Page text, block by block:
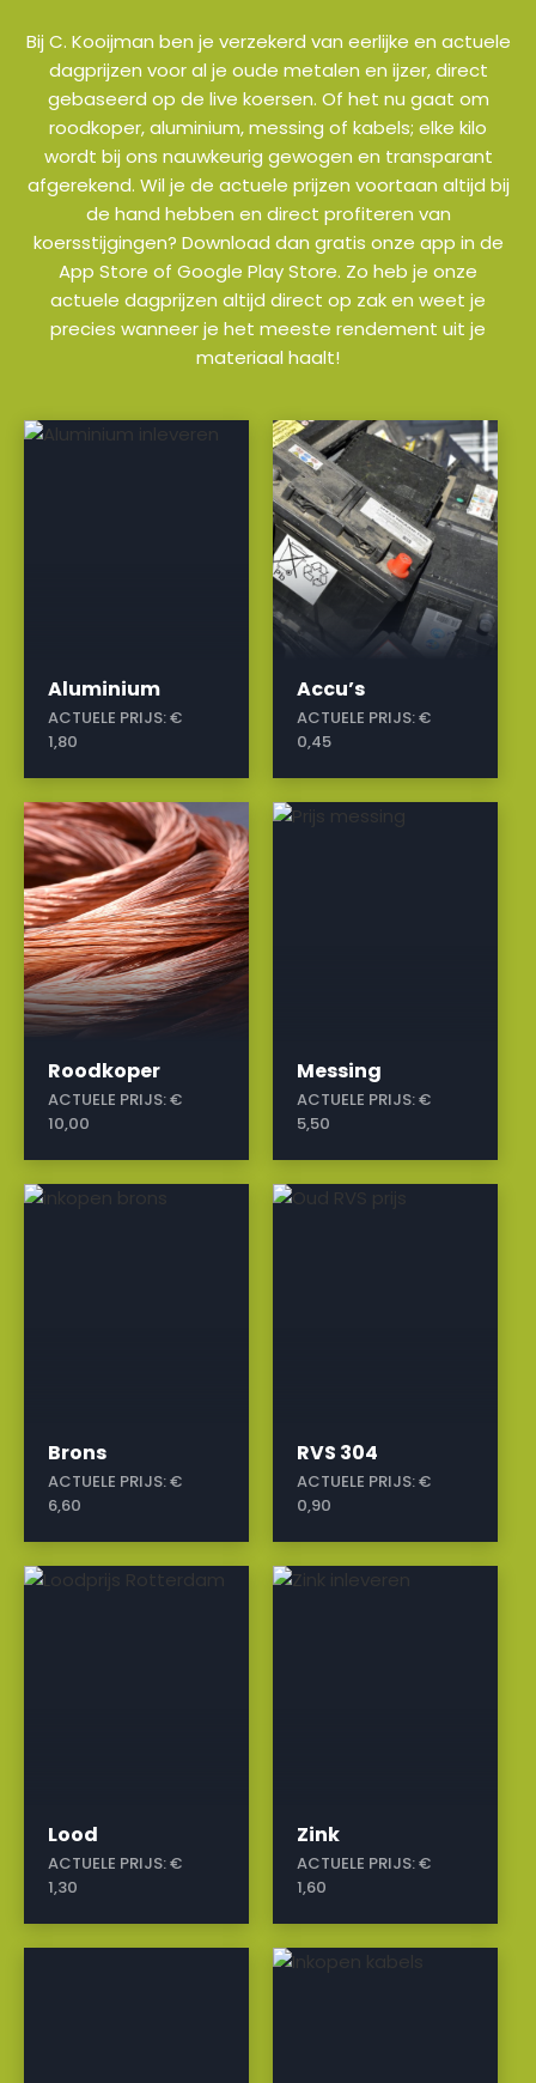
Bij C. Kooijman ben je verzekerd van eerlijke en actuele
dagprijzen voor al je oude metalen en ijzer, direct
gebaseerd op de live koersen. Of het nu gaat om
roodkoper, aluminium, messing of kabels; elke kilo
wordt bij ons nauwkeurig gewogen en transparant
afgerekend. Wil je de actuele prijzen voortaan altijd bij
de hand hebben en direct profiteren van
koersstijgingen? Download dan gratis onze app in de
App Store of Google Play Store. Zo heb je onze
actuele dagprijzen altijd direct op zak en weet je
precies wanneer je het meeste rendement uit je
materiaal haalt!
Aluminium
ACTUELE PRIJS:€
1,80
a
Accu’s
ACTUELE PRIJS:€
0,45
a
Roodkoper
ACTUELE PRIJS:€
10,00
a
Messing
ACTUELE PRIJS:€
5,50
a
Brons
ACTUELE PRIJS:€
6,60
a
RVS 304
ACTUELE PRIJS:€
0,90
a
Lood
ACTUELE PRIJS:€
1,30
a
Zink
ACTUELE PRIJS:€
1,60
a
a